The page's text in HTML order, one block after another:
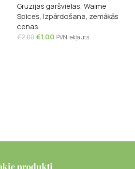
50g
Gruzijas garšvielas, Waime
Spices, Izpārdošana, zemākās
cenas
€2.00€1.00 PVN iekļauts
produkti